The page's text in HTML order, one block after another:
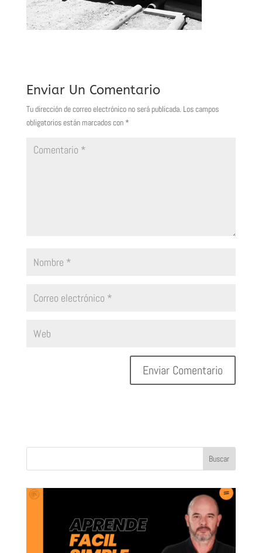
Enviar Un Comentario
Tu dirección de correo electrónico no será publicada. Los campos
obligatorios están marcados con *